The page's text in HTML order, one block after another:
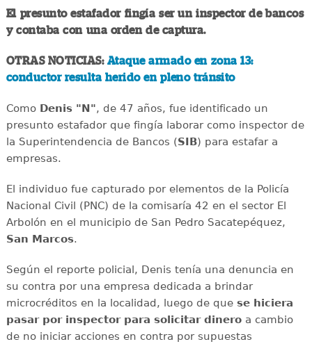
El presunto estafador fingía ser un inspector de bancos
y contaba con una orden de captura.
OTRAS NOTICIAS: Ataque armado en zona 13:
conductor resulta herido en pleno tránsito
Como Denis "N", de 47 años, fue identificado un
presunto estafador que fingía laborar como inspector de
la Superintendencia de Bancos (SIB) para estafar a
empresas.
El individuo fue capturado por elementos de la Policía
Nacional Civil (PNC) de la comisaría 42 en el sector El
Arbolón en el municipio de San Pedro Sacatepéquez,
San Marcos.
Según el reporte policial, Denis tenía una denuncia en
su contra por una empresa dedicada a brindar
microcréditos en la localidad, luego de que se hiciera
pasar por inspector para solicitar dineroa cambio
de no iniciar acciones en contra por supuestas